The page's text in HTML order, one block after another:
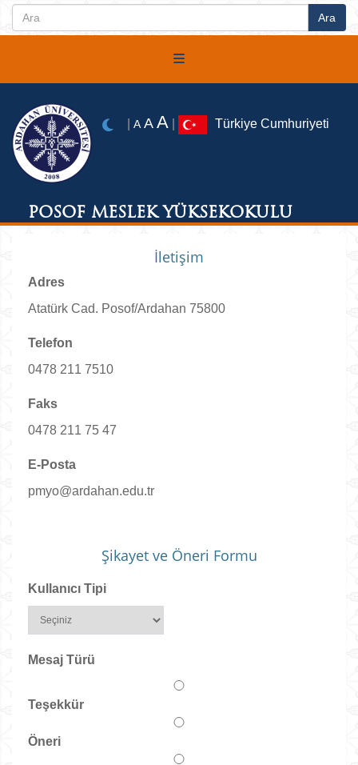
POSOF MESLEK YÜKSEKOKULU
A A A Türkiye Cumhuriyeti
İletişim
Adres
Atatürk Cad. Posof/Ardahan 75800
Telefon
0478 211 7510
Faks
0478 211 75 47
E-Posta
pmyo@ardahan.edu.tr
Şikayet ve Öneri Formu
Kullanıcı Tipi
Mesaj Türü
Teşekkür
Öneri